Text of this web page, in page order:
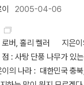
있는 100층짜리 건물의
수 있는 그림책. 그림이 아
동을 보여주어 아이들이
ㅜ.ㅠ★★100층짜리 집
가 이상해 17. 요시타케 신스
.★이게 정말 천국일까?★
농담에 욱하는 사람과는
지 않았는데, 청와대 인
마디 안 할 수 없어서 쓴
기가 되었는데, 그동안
계시다면 읽어보신다면
면 이야기가 사뭇 달라져
라보는가요? 우리 어버이
괴물 그림책에서 괴물이
다. 2016.3.14.달.ㅅㄴㄹ(
겠는가, 고양이 그림책.
히 애정하는 책이다. 분
캐빈 행크스가 그리는 아
그려져 있음에도 역동적
제도 좋아하는데, <우리
워홀의 조카가 그린 앤디
2005-04-06
로버, 홀리 켈러 지은이
: 사탕 단풍 나무가 있
의 나라 : 대한민국 충